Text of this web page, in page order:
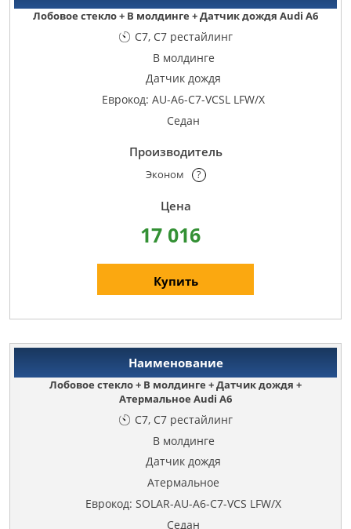
Лобовое стекло + В молдинге + Датчик дождя Audi A6
C7, C7 рестайлинг
В молдинге
Датчик дождя
Еврокод: AU-A6-C7-VCSL LFW/X
Седан
Эконом ?
17 016
Купить
Лобовое стекло + В молдинге + Датчик дождя +
Атермальное Audi A6
C7, C7 рестайлинг
В молдинге
Датчик дождя
Атермальное
Еврокод: SOLAR-AU-A6-C7-VCS LFW/X
Седан